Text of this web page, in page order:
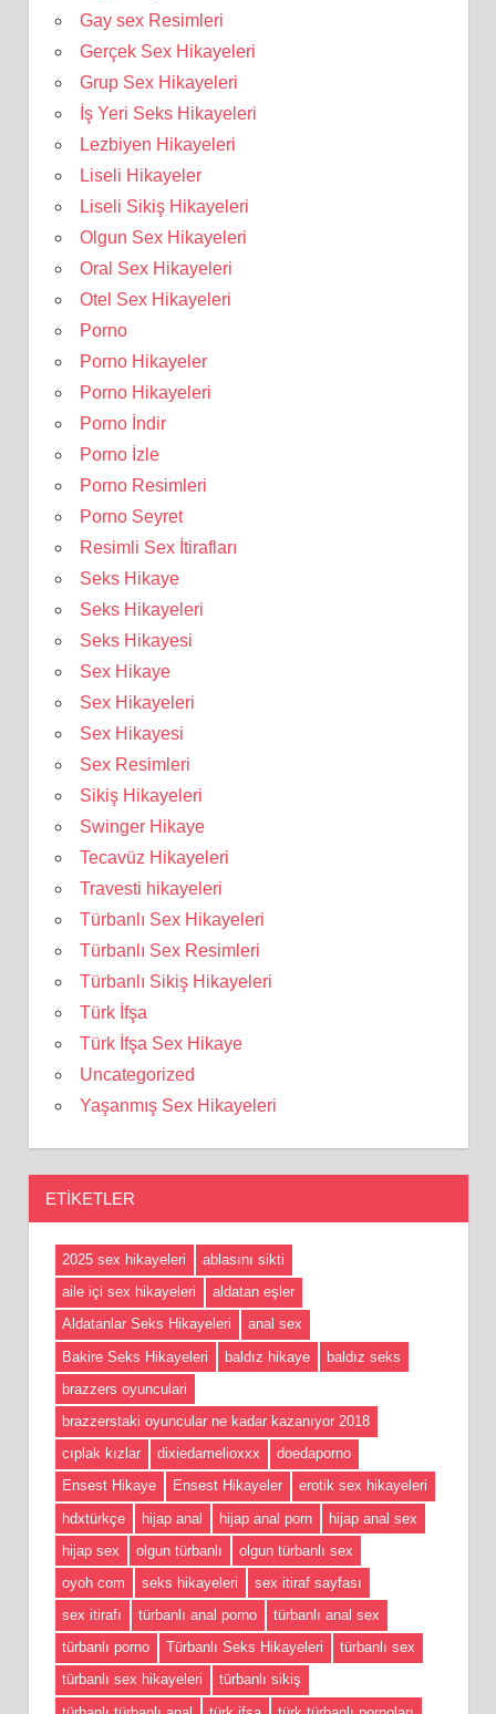
Gay sex Resimleri
Gerçek Sex Hikayeleri
Grup Sex Hikayeleri
İş Yeri Seks Hikayeleri
Lezbiyen Hikayeleri
Liseli Hikayeler
Liseli Sikiş Hikayeleri
Olgun Sex Hikayeleri
Oral Sex Hikayeleri
Otel Sex Hikayeleri
Porno
Porno Hikayeler
Porno Hikayeleri
Porno İndir
Porno İzle
Porno Resimleri
Porno Seyret
Resimli Sex İtirafları
Seks Hikaye
Seks Hikayeleri
Seks Hikayesi
Sex Hikaye
Sex Hikayeleri
Sex Hikayesi
Sex Resimleri
Sikiş Hikayeleri
Swinger Hikaye
Tecavüz Hikayeleri
Travesti hikayeleri
Türbanlı Sex Hikayeleri
Türbanlı Sex Resimleri
Türbanlı Sikiş Hikayeleri
Türk İfşa
Türk İfşa Sex Hikaye
Uncategorized
Yaşanmış Sex Hikayeleri
ETIKETLER
2025 sex hikayeleri
ablasını sikti
aile içi sex hikayeleri
aldatan eşler
Aldatanlar Seks Hikayeleri
anal sex
Bakire Seks Hikayeleri
baldız hikaye
baldız seks
brazzers oyunculari
brazzerstaki oyuncular ne kadar kazanıyor 2018
cıplak kızlar
dixiedamelioxxx
doedaporno
Ensest Hikaye
Ensest Hikayeler
erotik sex hikayeleri
hdxtürkçe
hijap anal hijap anal porn
hijap anal sex
hijap sex
olgun türbanlı
olgun türbanlı sex
oyoh com
seks hikayeleri
sex itiraf sayfası
sex itirafı
türbanlı anal porno
türbanlı anal sex
türbanlı porno
Türbanlı Seks Hikayeleri
türbanlı sex
türbanlı sex hikayeleri
türbanlı sikiş